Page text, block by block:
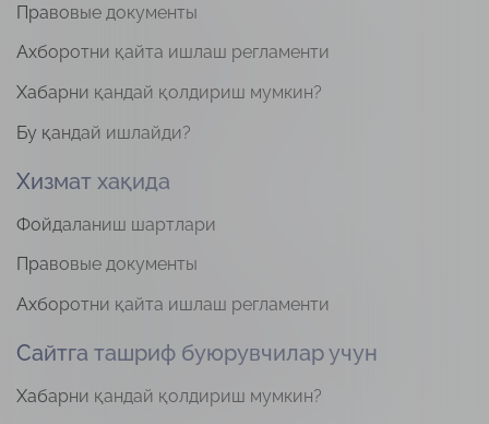
Правовые документы
Ахборотни қайта ишлаш регламенти
Хабарни қандай қолдириш мумкин?
Бу қандай ишлайди?
Хизмат хақида
Фойдаланиш шартлари
Правовые документы
Ахборотни қайта ишлаш регламенти
Сайтга ташриф буюрувчилар учун
Хабарни қандай қолдириш мумкин?